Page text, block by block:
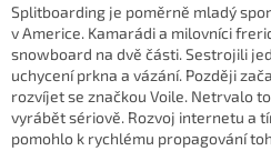
Splitboarding je poměrně mladý
v Americe. Kamarádi a milovníci
snowboard na dvě části. Sestrojili
uchycení prkna a vázání. Později
rozvíjet se značkou Voile. Netrvalo
vyrábět sériově. Rozvoj internetu a
pomohlo k rychlému propagování